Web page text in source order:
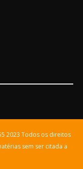
2023 Todos os direitos
sem ser citada a